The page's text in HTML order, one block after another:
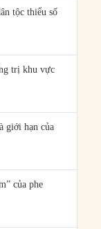
tộc thiểu số
trị khu vực
giới hạn của
của phe